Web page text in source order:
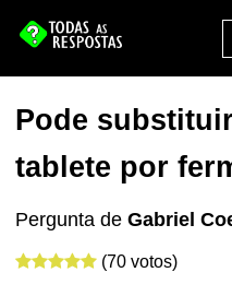
Pode
tablete por
Pergunta deGabriel
(70 votos)